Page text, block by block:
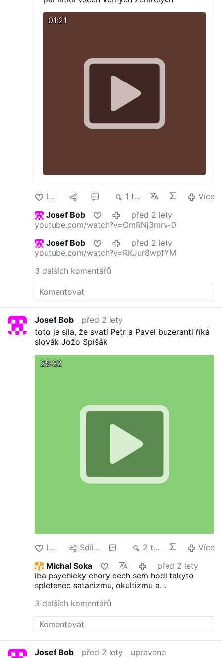
01:21
Lajk 1 tis.
Více
Josef Bob
před 2 lety
youtube.com/watch?v=OmRNj3mrv-0
Josef Bob
před 2 lety
youtube.com/watch?v=RKJur8wpfYM
3 dalších komentářů
Josef Bob
před 2 lety
toto je síla, že svatí Petr a Pavel buzeranti říká
slovák Jožo Spišák
25:32
Lajk Sdílet 2 tis.
Více
Michal Soka
před 2 lety
iba psychicky chory cech sem hodi takyto
spletenec satanizmu, okultizmu a
3 dalších komentářů
Josef Bob před 2 lety
upraveno